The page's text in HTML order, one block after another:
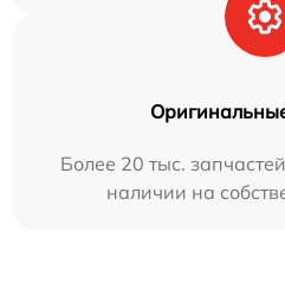
Более 20 тыс.
наличии на